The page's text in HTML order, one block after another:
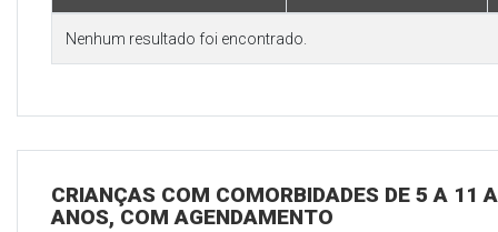
Nenhum resultado foi encontrado.
CRIANÇAS COM COMORBIDADES DE 5 A 11
ANOS, COM AGENDAMENTO